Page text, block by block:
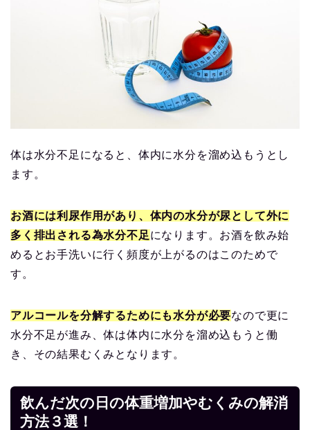
体は水分不足になると、体内に水分を溜め込もうとし
ます。
お酒には利尿作用があり、体内の水分が尿として外に
多く排出される為水分不足になります。お酒を飲み始
めるとお手洗いに行く頻度が上がるのはこのためで
す。
アルコールを分解するためにも水分が必要なので更に
水分不足が進み、体は体内に水分を溜め込もうと働
き、その結果むくみとなります。
飲んだ次の日の体重増加やむくみの解消
方法３選！